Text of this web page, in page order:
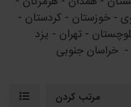
- خوزستان - کردستان -
- تهران - یزد
خراسان جنوبی
مرتب کردن